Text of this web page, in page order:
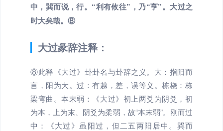
中，巽而说，行。“利有攸往”，乃“亨”。大过之
时大矣哉。⑧
大过彖辞注释：
⑧此释《大过》卦卦名与卦辞之义。大：指阳而
言，阳为大。过：有越，差，误等义。栋桡：栋
梁弯曲。本末弱：《大过》初上两爻为阴爻，初
为本，上为末、阴爻为柔弱，故“本末弱”。刚而过
中：《大过》虽阳过，但二五两阳居中。巽而